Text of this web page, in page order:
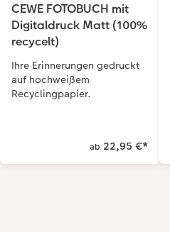
CEWE FOTOBUCH mit
Digitaldruck Matt (100%
recycelt)
Ihre Erinnerungen gedruckt
auf hochweißem
Recyclingpapier.
ab 22,95 €*